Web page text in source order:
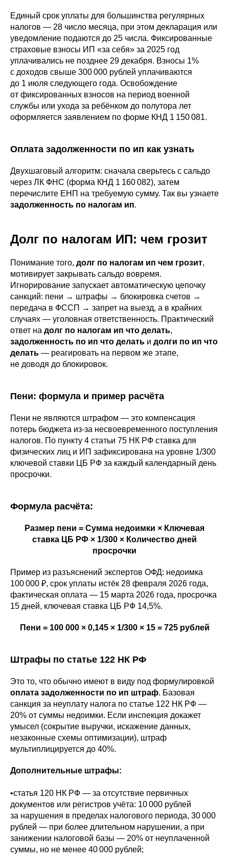
Единый срок уплаты для большинства регулярных
налогов — 28 число месяца, при этом декларация или
уведомление подаются до 25 числа. Фиксированные
страховые взносы ИП «за себя» за 2025 год
уплачивались не позднее 29 декабря. Взносы 1%
с доходов свыше 300 000 рублей уплачиваются
до 1 июля следующего года. Освобождение
от фиксированных взносов на период военной
службы или ухода за ребёнком до полутора лет
оформляется заявлением по форме КНД 1 150 081.
Оплата задолженности по ип как узнать
Двухшаговый алгоритм: сначала сверьтесь с сальдо
через ЛК ФНС (форма КНД 1 160 082), затем
перечислите ЕНП на требуемую сумму. Так вы узнаете
задолженность по налогам ип.
Долг по налогам ИП: чем грозит
Понимание того, долг по налогам ип чем грозит,
мотивирует закрывать сальдо вовремя.
Игнорирование запускает автоматическую цепочку
санкций: пени → штрафы → блокировка счетов →
передача в ФССП → запрет на выезд, а в крайних
случаях — уголовная ответственность. Практический
ответ на долг по налогам ип что делать,
задолженность по ип что делать и долги по ип что
делать — реагировать на первом же этапе,
не доводя до блокировок.
Пени: формула и пример расчёта
Пени не являются штрафом — это компенсация
потерь бюджета из-за несвоевременного поступления
налогов. По пункту 4 статьи 75 НК РФ ставка для
физических лиц и ИП зафиксирована на уровне 1/300
ключевой ставки ЦБ РФ за каждый календарный день
просрочки.
Формула расчёта:
Размер пени = Сумма недоимки × Ключевая
ставка ЦБ РФ × 1/300 × Количество дней
просрочки
Пример из разъяснений экспертов ОФД: недоимка
100 000 ₽, срок уплаты истёк 28 февраля 2026 года,
фактическая оплата — 15 марта 2026 года, просрочка
15 дней, ключевая ставка ЦБ РФ 14,5%.
Пени = 100 000 × 0,145 × 1/300 × 15 = 725 рублей
Штрафы по статье 122 НК РФ
Это то, что обычно имеют в виду под формулировкой
оплата задолженности по ип штраф. Базовая
санкция за неуплату налога по статье 122 НК РФ —
20% от суммы недоимки. Если инспекция докажет
умысел (сокрытие выручки, искажение данных,
незаконные схемы оптимизации), штраф
мультиплицируется до 40%.
Дополнительные штрафы:
•статья 120 НК РФ — за отсутствие первичных
документов или регистров учёта: 10 000 рублей
за нарушения в пределах налогового периода, 30 000
рублей — при более длительном нарушении, а при
занижении налоговой базы — 20% от неуплаченной
суммы, но не менее 40 000 рублей;